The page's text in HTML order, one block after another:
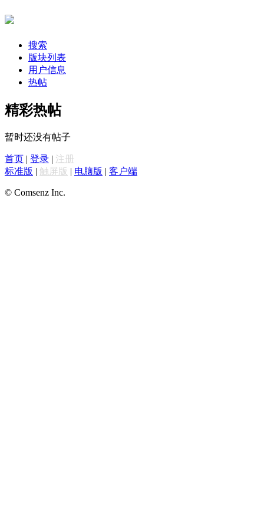
搜索
版块列表
用户信息
热帖
精彩热帖
暂时还没有帖子
首页 | 登录 | 注册
标准版 | 触屏版 | 电脑版 | 客户端
© Comsenz Inc.